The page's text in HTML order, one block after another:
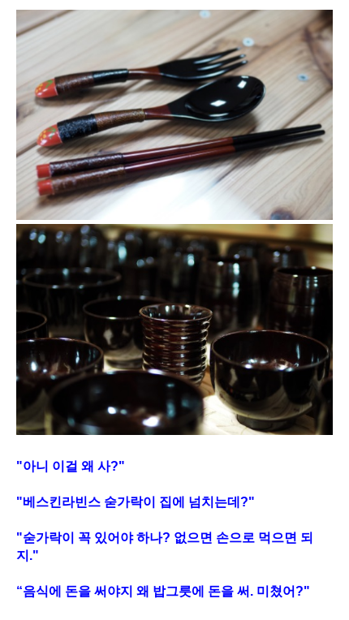
"아니 이걸 왜 사?"
"베스킨라빈스 숟가락이 집에 넘치는데?"
"숟가락이 꼭 있어야 하나? 없으면 손으로 먹으면 되
지."
“음식에 돈을 써야지 왜 밥그릇에 돈을 써. 미쳤어?"